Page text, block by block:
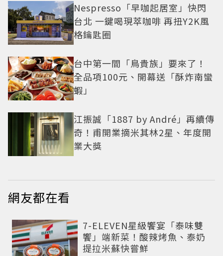
Nespresso「早咖起居室」快閃
台北 一鍵喝現萃咖啡 再扭Y2K風
格鑰匙圈
台中第一間「鳥貴族」要來了！
全品項100元、開幕送「酥炸南蠻
蝦」
江振誠「1887 by André」再續傳
奇！甫開業摘米其林2星、年度開
業大獎
網友都在看
7-ELEVEN星級饗宴「泰味雙
饗」端新菜！酸辣烤魚、泰奶
提拉米蘇快嘗鮮